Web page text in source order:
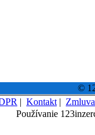
©
| Kontakt | Zmluva
Používanie